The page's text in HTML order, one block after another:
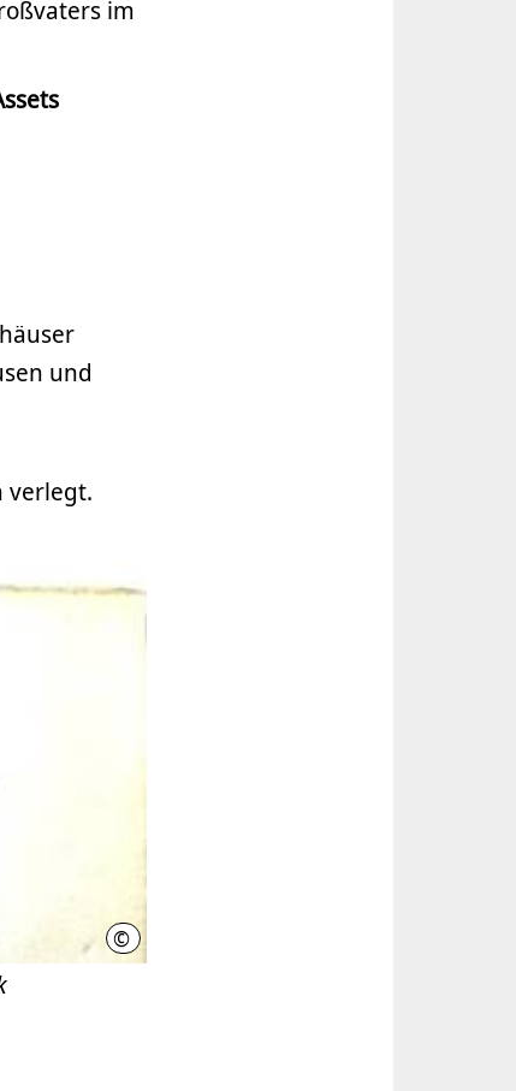
im
und
verlegt.
© Stadtbibliothek Hannover